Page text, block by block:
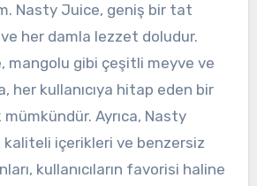
Nasty Juice, geniş bir tat
her damla lezzet doludur.
mangolu gibi çeşitli meyve ve
her kullanıcıya hitap eden bir
Ayrıca, Nasty
içerikleri ve benzersiz
kullanıcıların favorisi haline